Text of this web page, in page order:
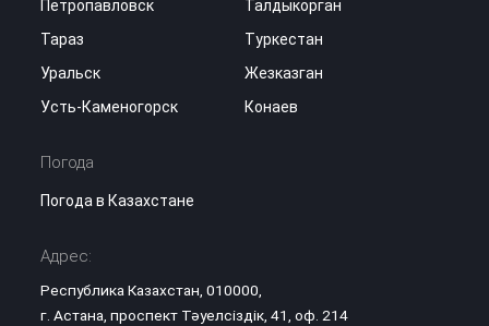
Петропавловск
Талдыкорган
Тараз
Туркестан
Уральск
Жезказган
Усть-Каменогорск
Конаев
Погода
Погода в Казахстане
Адрес:
Республика Казахстан, 010000,
г. Астана, проспект Тәуелсіздік, 41, оф. 214